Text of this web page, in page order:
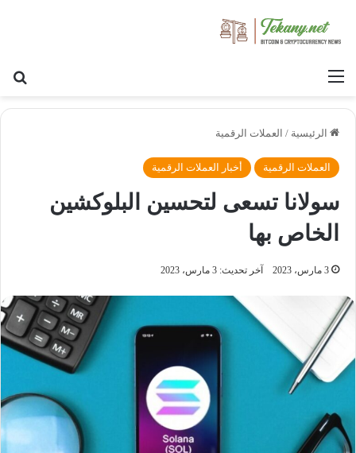
القائمة
الرئيسية / العملات الرقمية
العملات الرقمية أخبار العملات الرقمية
سولانا تسعى لتحسين البلوكشين
الخاص بها
3 مارس، 2023 آخر تحديث: 3 مارس، 2023